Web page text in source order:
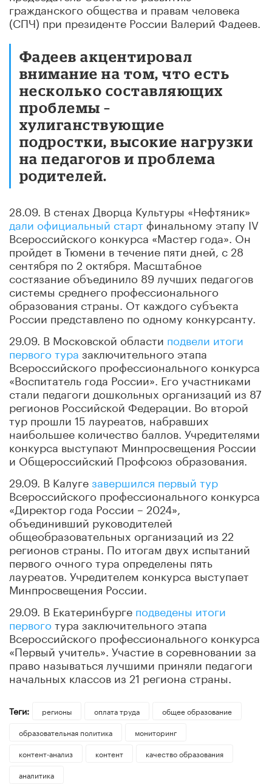
гражданского общества и правам человека
(СПЧ) при президенте России Валерий Фадеев.
Фадеев акцентировал
внимание на том, что есть
несколько составляющих
проблемы –
хулиганствующие
подростки, высокие нагрузки
на педагогов и проблема
родителей.
28.09. В стенах Дворца Культуры «Нефтяник»
дали официальный стартфинальному этапу IV
Всероссийского конкурса «Мастер года». Он
пройдет в Тюмени в течение пяти дней, с 28
сентября по 2 октября. Масштабное
состязание объединило 89 лучших педагогов
системы среднего профессионального
образования страны. От каждого субъекта
России представлено по одному конкурсанту.
29.09. В Московской области подвели итоги
первого тура заключительного этапа
Всероссийского профессионального конкурса
«Воспитатель года России». Его участниками
стали педагоги дошкольных организаций из 87
регионов Российской Федерации. Во второй
тур прошли 15 лауреатов, набравших
наибольшее количество баллов. Учредителями
конкурса выступают Минпросвещения России
и Общероссийский Профсоюз образования.
29.09. В Калугезавершился первый тур
Всероссийского профессионального конкурса
«Директор года России – 2024»,
объединивший руководителей
общеобразовательных организаций из 22
регионов страны. По итогам двух испытаний
первого очного тура определены пять
лауреатов. Учредителем конкурса выступает
Минпросвещения России.
29.09. В Екатеринбурге подведены итоги
первоготура заключительного этапа
Всероссийского профессионального конкурса
«Первый учитель». Участие в соревновании за
право называться лучшими приняли педагоги
начальных классов из 21 региона страны.
Теги: регионы оплата труда
общее образование
образовательная политика
мониторинг
контент-анализ
контент
качество образования
аналитика